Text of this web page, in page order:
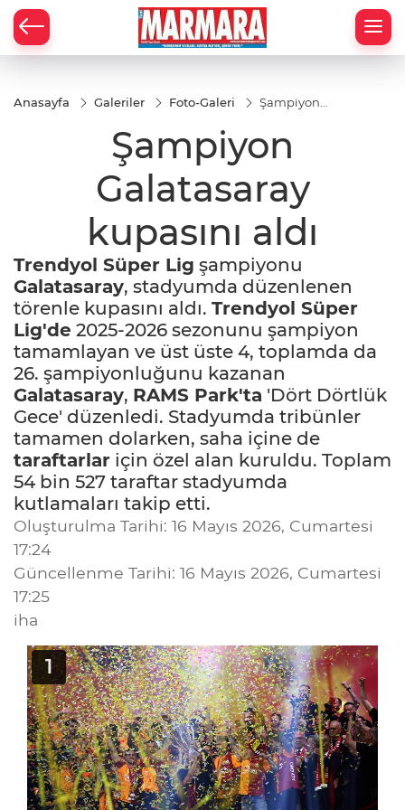
Anasayfa Galeriler Foto-Galeri
Şampiyon
aldı
Şampiyon
Galatasaray
kupasını aldı
Trendyol Süper Lig şampiyonu
Galatasaray, stadyumda düzenlenen
törenle kupasını aldı. Trendyol Süper
Lig'de 2025-2026 sezonunu şampiyon
tamamlayan ve üst üste 4, toplamda da
26. şampiyonluğunu kazanan
Galatasaray, RAMS Park'ta 'Dört Dörtlük
Gece' düzenledi. Stadyumda tribünler
tamamen dolarken, saha içine de
taraftarlar için özel alan kuruldu. Toplam
54 bin 527 taraftar stadyumda
kutlamaları takip etti.
Oluşturulma Tarihi: 16 Mayıs 2026, Cumartesi
17:24
Güncellenme Tarihi: 16 Mayıs 2026, Cumartesi
17:25
iha